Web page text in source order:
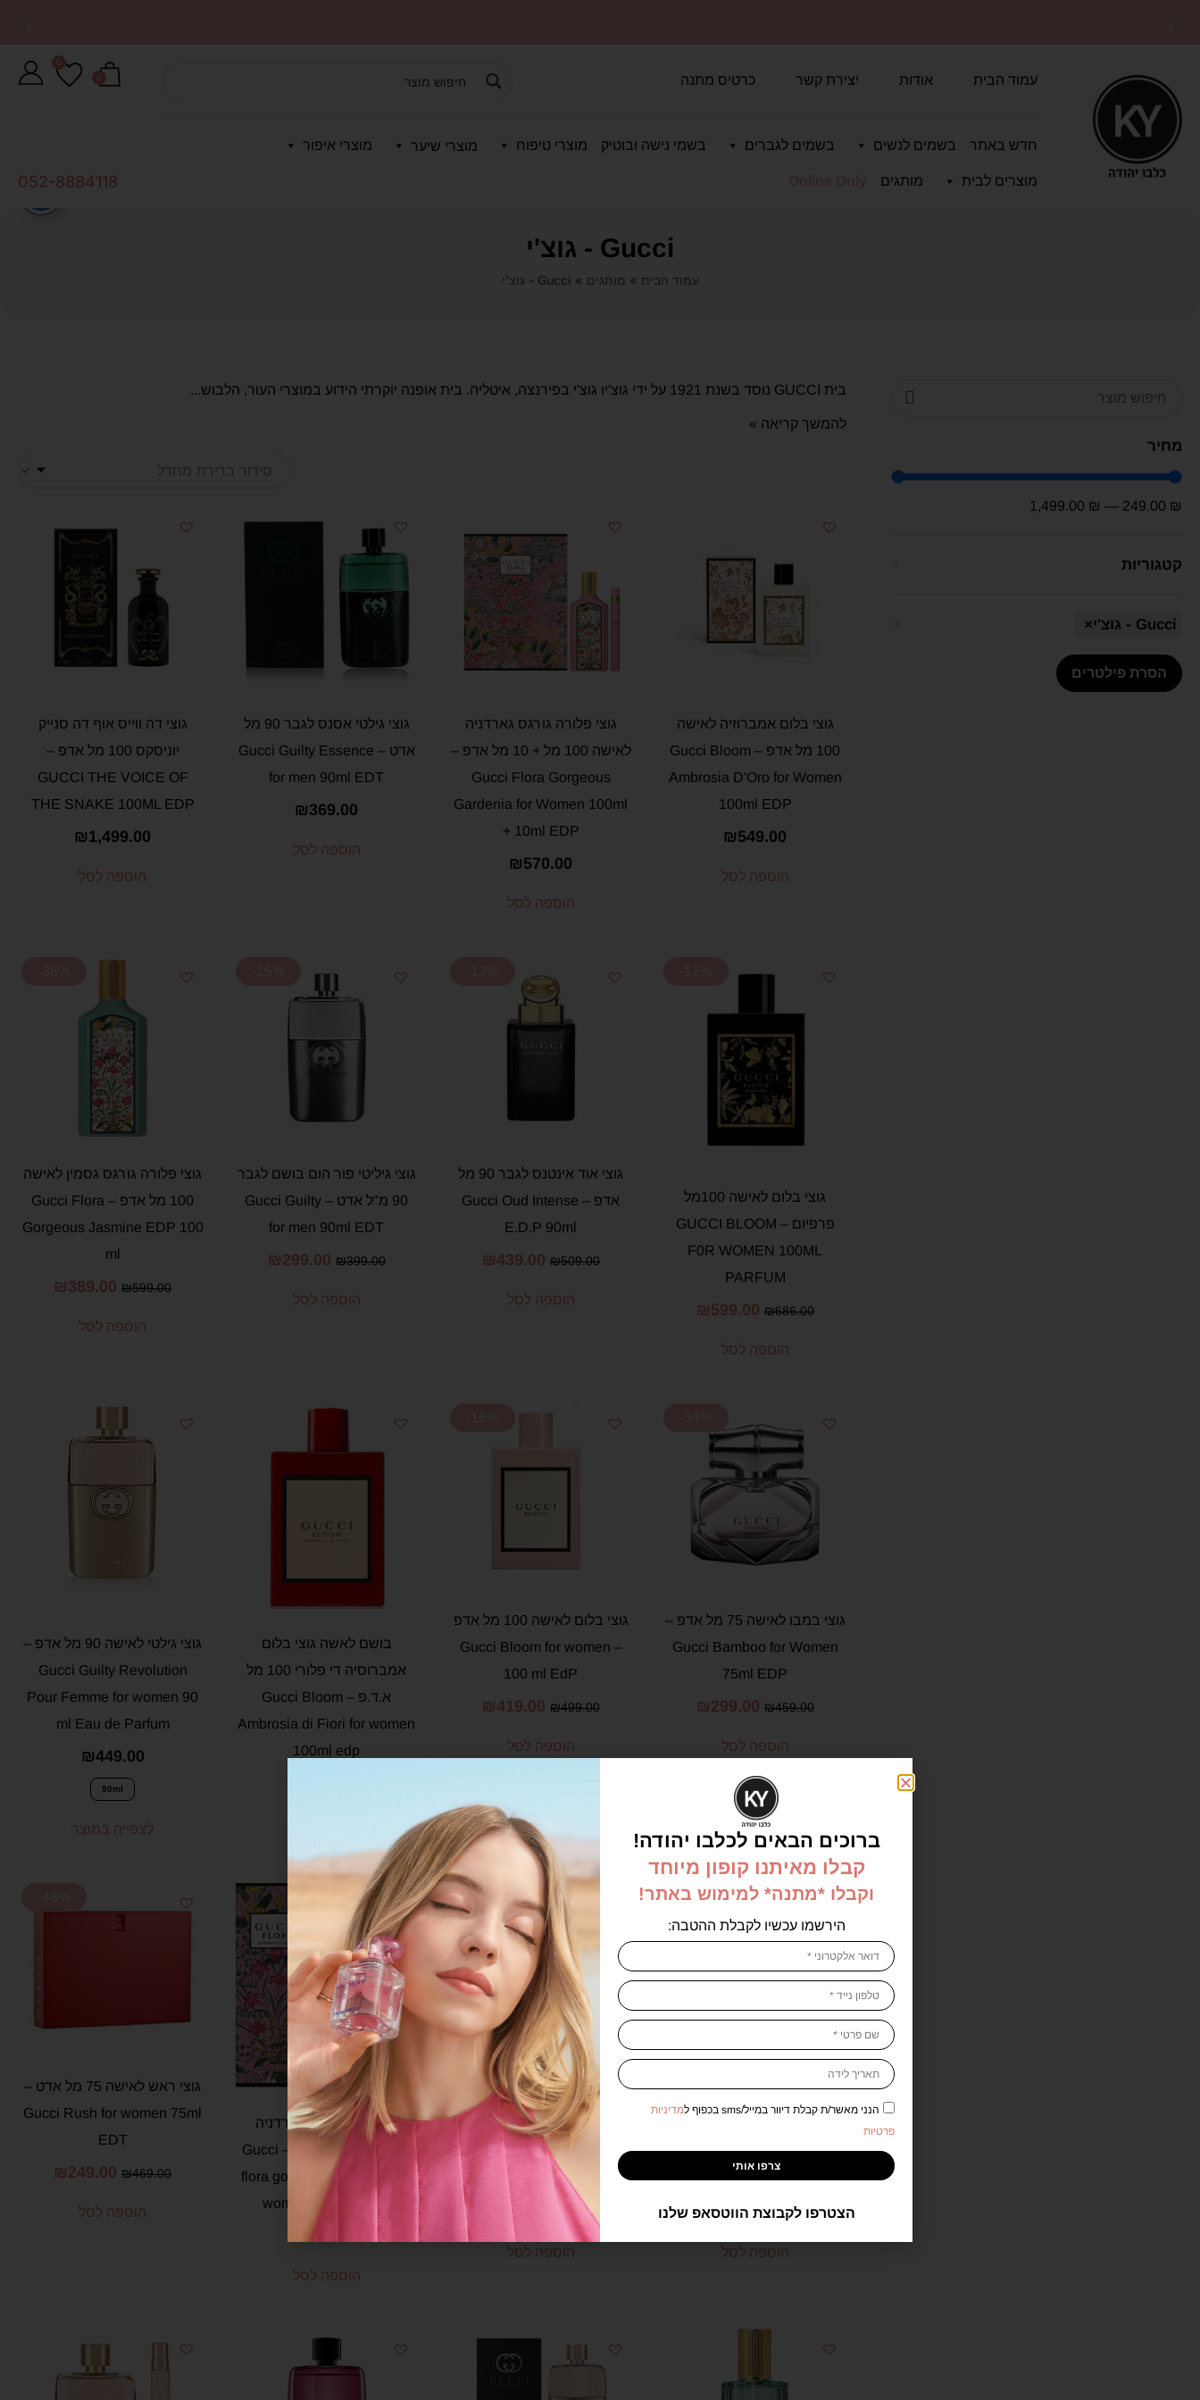
עמוד הבית
אודות יצירת קשר כרטיס מתנה
חדש באתר בשמים לנשים בשמים לגברים בשמי נישה ובוטיק מוצרי טיפוח מוצרי שיער מוצרי איפור
מוצרים לבית מותגים
0
0
052-8884118
Gucci - גוצ'י
עמוד הבית » מותגים » Gucci - גוצ'י
מחיר
₪
249.00
—
₪
1,499.00
קטגוריות
Gucci - גוצ'י ×
הסרת פילטרים
בית GUCCI נוסד בשנת 1921 על ידי גוצ'יו גוצ'י בפירנצה, איטליה. בית אופנה יוקרתי הידוע במוצרי העור, הלבוש...
להמשך קריאה »
גוצי בלום אמברוזיה לאישה
100 מל אדפ – Gucci Bloom
Ambrosia D'Oro for Women
100ml EDP
₪549.00
הוספה לסל
גוצי פלורה גורגס גארדניה
לאישה 100 מל + 10 מל אדפ –
Gucci Flora Gorgeous
Gardenia for Women 100ml
+ 10ml EDP
₪570.00
הוספה לסל
גוצי גילטי אסנס לגבר 90 מל
אדט – Gucci Guilty Essence
for men 90ml EDT
₪369.00
הוספה לסל
גוצי דה ווייס אוף דה סנייק
יוניסקס 100 מל אדפ –
GUCCI THE VOICE OF
THE SNAKE 100ML EDP
₪1,499.00
הוספה לסל
גוצי בלום לאישה 100מל
פרפיום – GUCCI BLOOM
F0R WOMEN 100ML
PARFUM
₪686.00
₪599.00
הוספה לסל
גוצי אוד אינטנס לגבר 90 מל
אדפ – Gucci Oud Intense
E.D.P 90ml
₪509.00
₪439.00
הוספה לסל
גוצי גיליטי פור הום בושם לגבר
90 מ"ל אדט – Gucci Guilty
for men 90ml EDT
₪399.00
₪299.00
הוספה לסל
גוצי פלורה גורגס גסמין לאישה
100 מל אדפ – Gucci Flora
Gorgeous Jasmine EDP 100
ml
₪599.00
₪389.00
הוספה לסל
גוצי במבו לאישה 75 מל אדפ –
Gucci Bamboo for Women
75ml EDP
₪459.00
₪299.00
הוספה לסל
גוצי בלום לאישה 100 מל אדפ
– Gucci Bloom for women
100 ml EdP
₪499.00
₪419.00
הוספה לסל
בושם לאשה גוצי בלום
אמברוסיה די פלורי 100 מל
א.ד.פ – Gucci Bloom
Ambrosia di Fiori for women
100ml edp
גוצי גילטי לאישה 90 מל אדפ –
Gucci Guilty Revolution
Pour Femme for women 90
ml Eau de Parfum
₪449.00
90ml
לצפייה במוצר
-17%
flora gorgeous gardenia
e.d.p 100 ml
₪499.00
₪410.00
הוספה לסל
-8%
גוצי פלורה גרדניה אינטנס
flora gardenia INTENSE for
women 100 ml e.d.p
599.00
549.00
הוספה לסל
גוצי פלורה גורגס גרדניה
לאישה 150 מל אדפ – Gucci
flora gorgeous gardenia for
women 150 ml e.d.p
₪769.00
הוספה לסל
גוצי ראש לאישה 75 מל אדט –
Gucci Rush for women 75ml
EDT
₪469.00
₪249.00
הוספה לסל
ברוכים הבאים לכלבו יהודה!
קבלו מאיתנו קופון מיוחד
וקבלו *מתנה* למימוש באתר!
הירשמו עכשיו לקבלת ההטבה:
הנני מאשר/ת קבלת דיוור במייל/sms בכפוף ל
מדיניות
פרטיות
צרפו אותי
הצטרפו לקבוצת הווטסאפ שלנו